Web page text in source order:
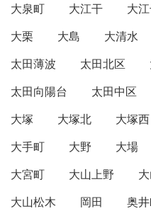
大泉町
大江干 大
大栗
大島 大清水
太田薄波
太田北区
太田向陽台
太田中区
大塚
大塚北 大塚西
大手町
大野 大場
大宮町
大山上野
大山松木
岡田 奥